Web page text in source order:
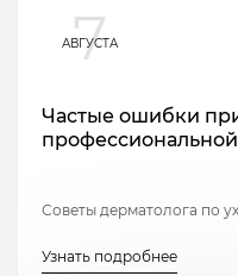
7
АВГУСТА
Частые ошибки
Советы дерматолога по
Узнать подробнее